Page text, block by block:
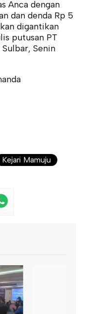
Anca dengan
dan denda Rp 5
digantikan
putusan PT
Senin
Kejari Mamuju